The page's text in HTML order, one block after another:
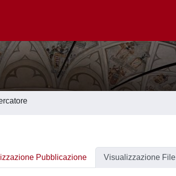
Pubblicazione Visualizzazione File